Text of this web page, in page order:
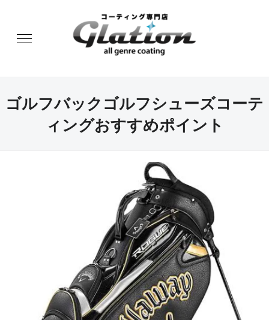
ゴルフバックゴルフシューズコーテ
ィングおすすめポイント